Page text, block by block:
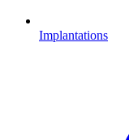
Implantations